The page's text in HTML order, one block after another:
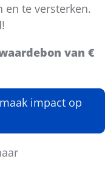
te versterken.
van €
impact op